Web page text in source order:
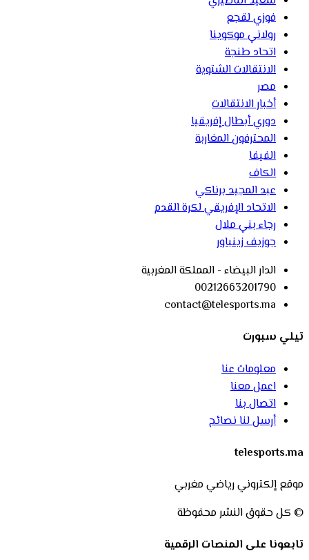
فوزي لقجع
رولاني موكوينا
اتحاد طنجة
الانتقالات الشتوية
مصر
أخبار الانتقالات
دوري أبطال إفريقيا
المحترفون المغاربة
الفيفا
الكاف
عبد المجيد برناكي
الاتحاد الإفريقي لكرة القدم
رجاء بني ملال
جوزيف زينباور
الدار البيضاء - المملكة المغربية
00212663201790
contact@telesports.ma
تيلي سبورت
معلومات عنا
اعمل معنا
اتصال بنا
أرسل لنا نصائح
telesports.ma
موقع إلكتروني رياضي مغربي
© كل حقوق النشر محفوظة
تابعونا على المنصات الرقمية